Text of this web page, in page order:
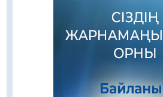
Зәулім ғимараттарда туған
азаматтардың қолтаңбасы
Еңбегі ерлікпен тең